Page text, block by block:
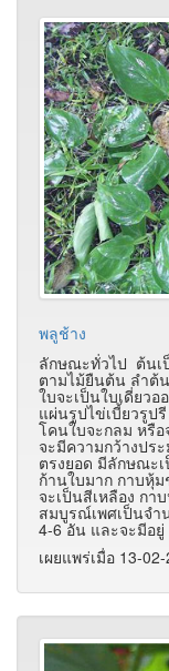
พลูช้าง
ลักษณะทั่วไป ต้นเ
ตามไม้ยืนต้น ลำต้
ใบจะเป็นใบเดี่ยว
แผ่นรูปไข่เบี้ยวรูป
โคนใบจะกลม หรือ
จะมีความกว้างปร
ตรงยอด มีลักษณะ
ก้านใบมาก กาบหุ้
จะเป็นสีเหลือง ก
สมบูรณ์เพศเป็นจำ
4-6 อัน และจะมีอยู่
เผยแพร่เมื่อ 13-